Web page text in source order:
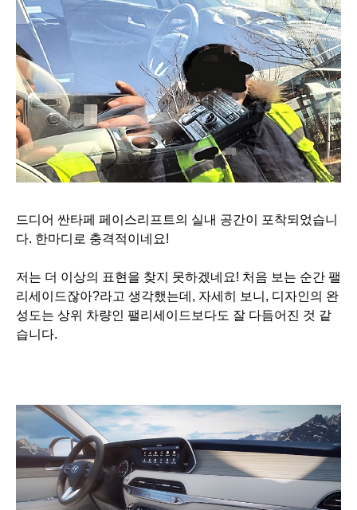
드디어 싼타페 페이스리프트의 실내 공간이 포착되었습니
다. 한마디로 충격적이네요!
저는 더 이상의 표현을 찾지 못하겠네요! 처음 보는 순간 팰
리세이드잖아?라고 생각했는데, 자세히 보니, 디자인의 완
성도는 상위 차량인 팰리세이드보다도 잘 다듬어진 것 같
습니다.